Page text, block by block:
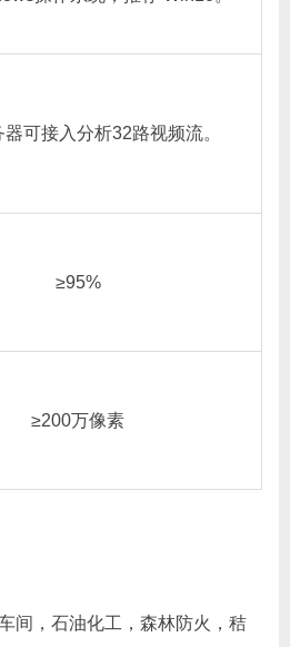
可接入分析32路视频流。
≥95%
≥200万像素
间，石油化工，森林防火，秸